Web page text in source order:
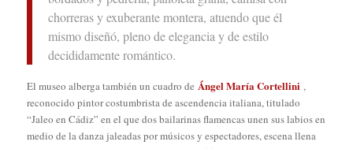
chorreras y exuberante montera, atuendo que él
mismo diseñó, pleno de elegancia y de estilo
decididamente romántico.
El museo alberga también un cuadro de Ángel María Cortellini,
reconocido pintor costumbrista de ascendencia italiana, titulado
“Jaleo en Cádiz” en el que dos bailarinas flamencas unen sus labios en
medio de la danza jaleadas por músicos y espectadores, escena llena